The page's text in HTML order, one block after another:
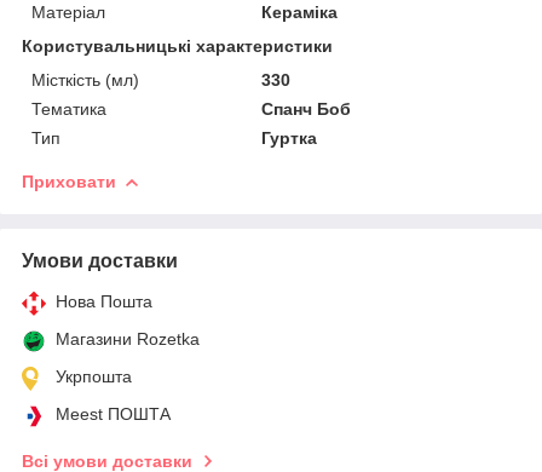
Матеріал
Кераміка
Користувальницькі характеристики
Місткість (мл)
330
Тематика
Спанч Боб
Тип
Гуртка
Приховати
Умови доставки
Нова Пошта
Магазини Rozetka
Укрпошта
Meest ПОШТА
Всі умови доставки